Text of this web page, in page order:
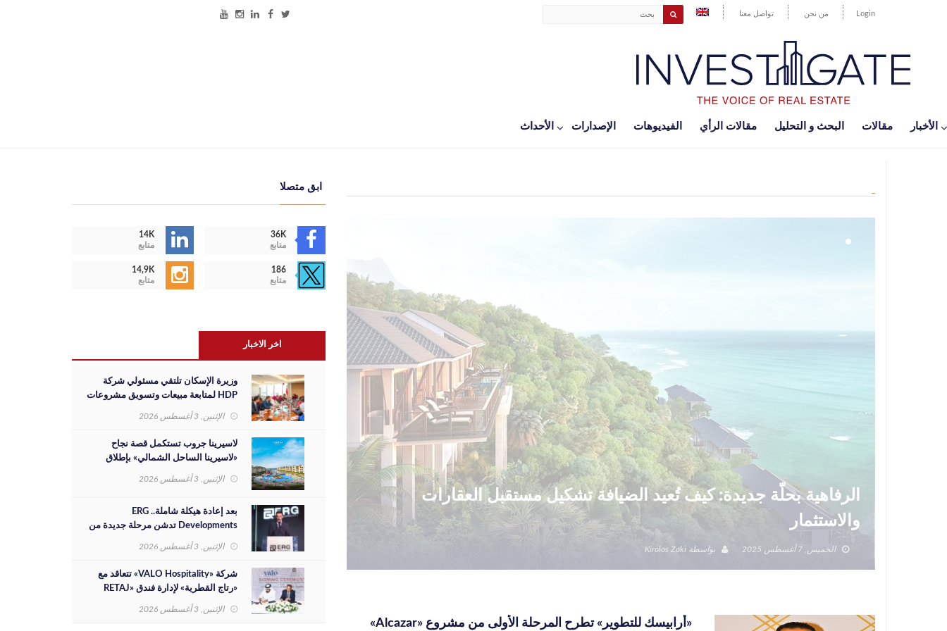
Login من نحن تواصل معنا
اﻷخبار مقالات البحث و التحليل مقالات الرأي الفيديوهات الإصدارات اﻷحداث
الرفاهية بحلّة جديدة: كيف تُعيد الضيافة تشكيل مستقبل العقارات
والاستثمار
الخميس, 7 أغسطس 2025 بواسطة Kirolos Zaki
«أرابيسك للتطوير» تطرح المرحلة الأولى من مشروع «Alcazar»
ابق متصلا
14K
متابع
36K
متابع
14,9K
متابع
186
متابع
اخر الاخبار
وزيرة الإسكان تلتقي مسئولي شركة
HDP لمتابعة مبيعات وتسويق مشروعات
المدن الجديدة والفرص الاستثمارية
الإثنين, 3 أغسطس 2026
لاسيرينا جروب تستكمل قصة نجاح
«لاسيرينا الساحل الشمالي» بإطلاق
مرحلة جديدة على مساحة 30 فدانًا
الإثنين, 3 أغسطس 2026
بعد إعادة هيكلة شاملة.. ERG
Developments تدشن مرحلة جديدة من
النمو بدعم مالي بقيمة 700 مليون جنيه
الإثنين, 3 أغسطس 2026
شركة «VALO Hospitality» تتعاقد مع
«رتاج القطرية» لإدارة فندق «RETAJ
الإثنين, 3 أغسطس 2026